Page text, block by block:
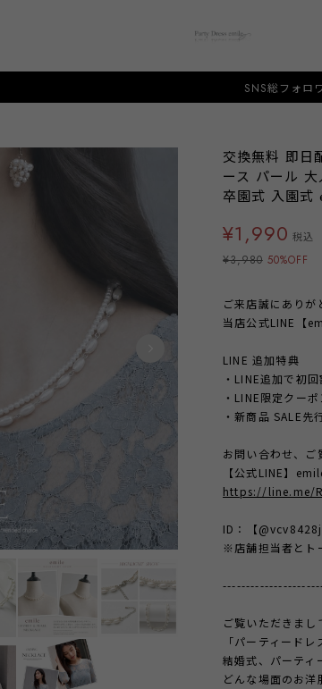
SNS総フォロワー10万人突破！タ
交換無料 即日
ース パール
卒園式 入園式
¥1,990 税込
¥3,980 50%OFF
ご来店誠にありが
当店公式LINE【
LINE 追加特典
・LINE追加で初
・LINE限定クーポ
・新商品 SALE先
お問い合わせ、ご
【公式LINE】
https://line.me/
ID：【@vcv8428j
※店舗担当者とト
ご覧いただきまし
「パーティード
結婚式、パーティ
どんな場面のお洋